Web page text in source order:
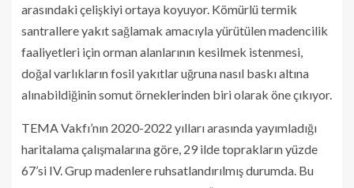
arasındaki çelişkiyi ortaya koyuyor. Kömürlü termik
santrallere yakıt sağlamak amacıyla yürütülen madencilik
faaliyetleri için orman alanlarının kesilmek istenmesi,
doğal varlıkların fosil yakıtlar uğruna nasıl baskı altına
alınabildiğinin somut örneklerinden biri olarak öne çıkıyor.
TEMA Vakfı’nın 2020-2022 yılları arasında yayımladığı
haritalama çalışmalarına göre, 29 ilde toprakların yüzde
67’si IV. Grup madenlere ruhsatlandırılmış durumda. Bu